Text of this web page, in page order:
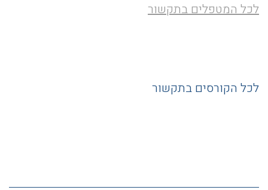
לכל המטפלים בתקשור
לכל הקורסים בתקשור